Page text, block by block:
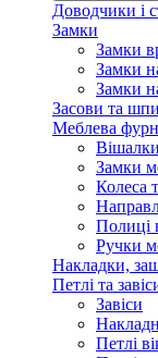
Доводчики і
Замки
Замки
Замки
Замки
Засови та
Меблева
Замки
Колеса
Полиці
Ручки
Накладки,
Петлі та
Завіси
Петлі